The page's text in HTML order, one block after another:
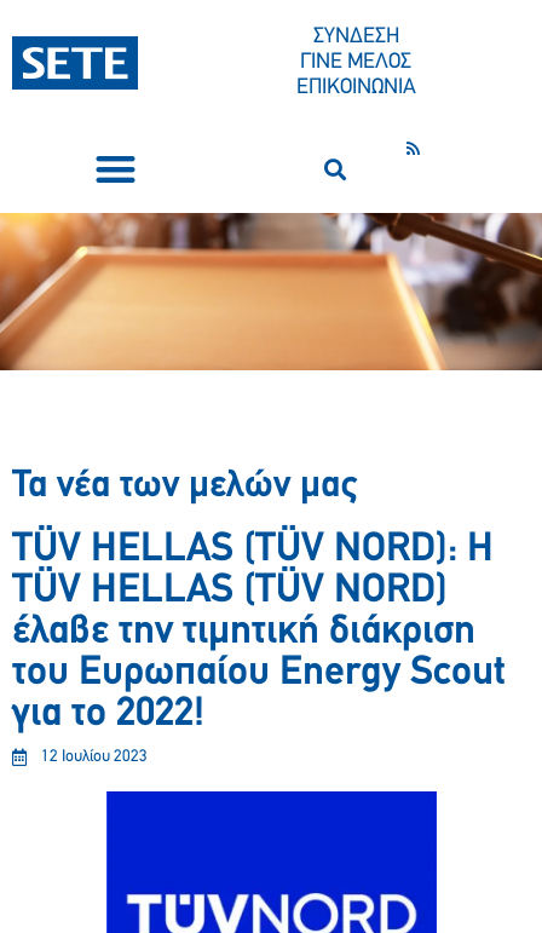
ΣΥΝΔΕΣΗ
ΓΙΝΕ ΜΕΛΟΣ
ΕΠΙΚΟΙΝΩΝΙΑ
Τα νέα των μελών μας
TÜV HELLAS (TÜV NORD): Η
TÜV HELLAS (TÜV NORD)
έλαβε την τιμητική διάκριση
του Ευρωπαίου Energy Scout
για το 2022!
12 Ιουλίου 2023